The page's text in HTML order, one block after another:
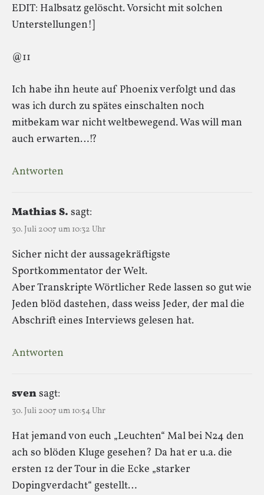
EDIT: Halbsatz gelöscht. Vorsicht mit solchen
Unterstellungen!]
@11
Ich habe ihn heute auf Phoenix verfolgt und das
was ich durch zu spätes einschalten noch
mitbekam war nicht weltbewegend. Was will man
auch erwarten…!?
Antworten
Mathias S. sagt:
30. Juli 2007 um 10:32 Uhr
Sicher nicht der aussagekräftigste
Sportkommentator der Welt.
Aber Transkripte Wörtlicher Rede lassen so gut wie
Jeden blöd dastehen, dass weiss Jeder, der mal die
Abschrift eines Interviews gelesen hat.
Antworten
svensagt:
30. Juli 2007 um 10:54 Uhr
Hat jemand von euch „Leuchten“ Mal bei N24 den
ach so blöden Kluge gesehen? Da hat er u.a. die
ersten 12 der Tour in die Ecke „starker
Dopingverdacht“ gestellt…